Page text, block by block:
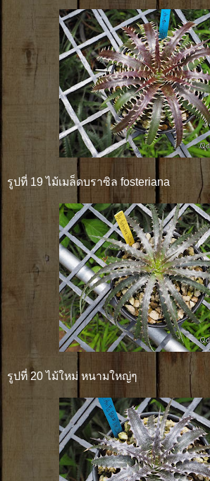
รูปที่ 19 ไม้เมล็ดบราซิล fosteriana
รูปที่ 20 ไม้ใหม่ หนามใหญ่ๆ